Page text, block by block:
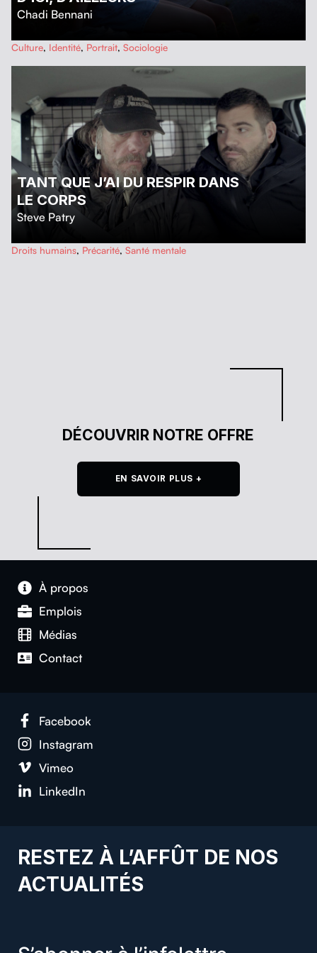
Chadi Bennani
…
Culture, Identité, Portrait, Sociologie
TANT QUE J’AI DU RESPIR DANS
LE CORPS
Steve Patry
…
Droits humains, Précarité, Santé mentale
DÉCOUVRIR NOTRE OFFRE
EN SAVOIR PLUS +
À pro­pos
Emplois
Médias
Con­tact
Face­book
Insta­gram
Vimeo
LinkedIn
RESTEZ À L’AFFÛT DE NOS
ACTUALITÉS